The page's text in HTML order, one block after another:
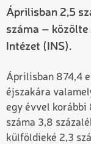
Áprilisban 2,5
száma –
Intézet (INS).
Áprilisban 874,4
éjszakára
egy évvel
száma 3,8
külföldieké 2,3